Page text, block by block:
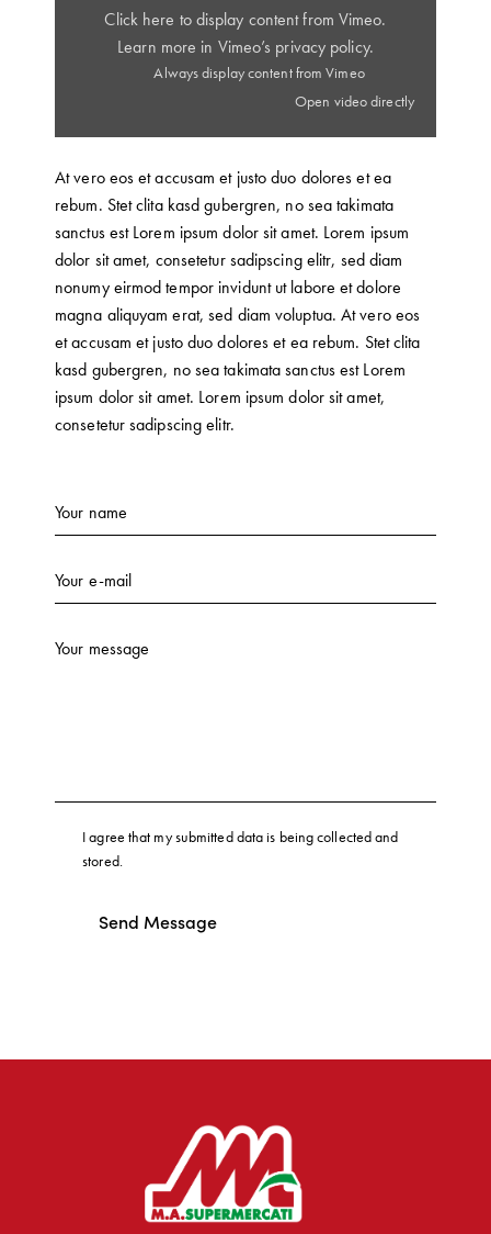
Click here to display content from Vimeo.
Learn more in Vimeo’s privacy policy.
Always display content from Vimeo
Open video directly
At vero eos et accusam et justo duo dolores et ea
rebum. Stet clita kasd gubergren, no sea takimata
sanctus est Lorem ipsum dolor sit amet. Lorem ipsum
dolor sit amet, consetetur sadipscing elitr, sed diam
nonumy eirmod tempor invidunt ut labore et dolore
magna aliquyam erat, sed diam voluptua. At vero eos
et accusam et justo duo dolores et ea rebum. Stet clita
kasd gubergren, no sea takimata sanctus est Lorem
ipsum dolor sit amet. Lorem ipsum dolor sit amet,
consetetur sadipscing elitr.
I agree that my submitted data is being collected and
stored.
Send Message